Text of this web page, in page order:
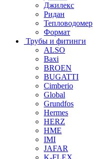
Джилекс
Ридан
Тепловодомер
Формат
Трубы и фитинги
ALSO
Baxi
BROEN
BUGATTI
Cimberio
Global
Grundfos
Hermes
HERZ
HME
IMI
JAFAR
K-FLEX